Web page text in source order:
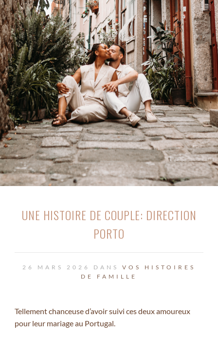
UNE HISTOIRE DE COUPLE: DIRECTION
PORTO
26 MARS 2026 DANS VOS HISTOIRES
DE FAMILLE
Tellement chanceuse d’avoir suivi ces deux amoureux
pour leur mariage au Portugal.